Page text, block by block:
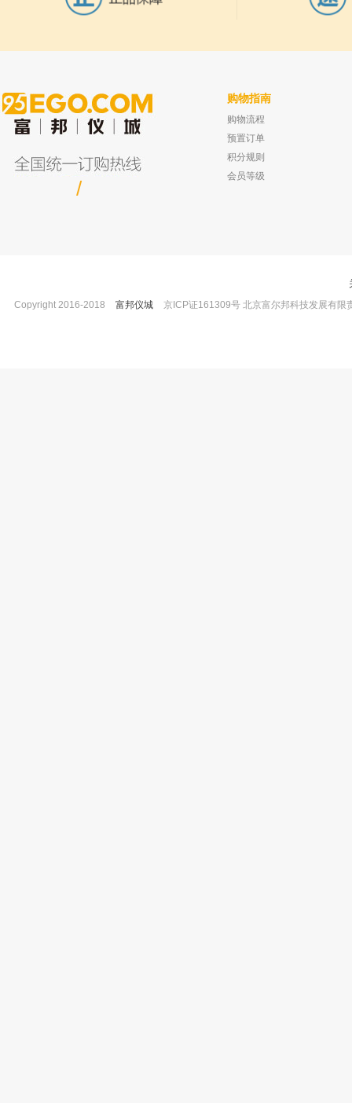
坛墨质检 乙腈中3,3-二氯联苯胺标准品，有
证书 100μg/ml
宁波新芝 SB-120DT(5L) 超声波清洗机
/
购物指南
购物流程
预置订单
积分规则
会员等级
Copyright 2016-2018
富邦仪城 京ICP证161309号 北京富尔邦科技发展有